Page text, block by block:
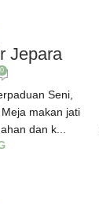
Jepara
0
Seni,
makan jati
dan k...